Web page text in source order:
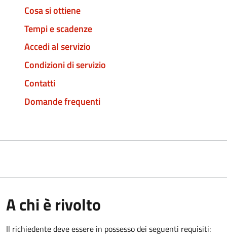
Cosa si ottiene
Tempi e scadenze
Accedi al servizio
Condizioni di servizio
Contatti
Domande frequenti
A chi è rivolto
Il richiedente deve essere in possesso dei seguenti requisiti: